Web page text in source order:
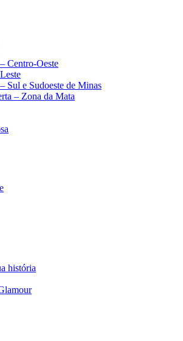
Centro-Oeste
Sul e Sudoeste de Minas
– Zona da Mata
história